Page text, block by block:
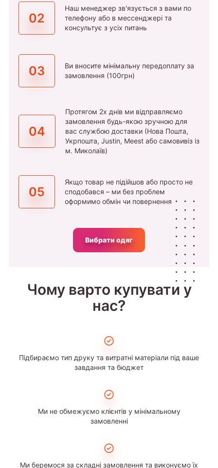
02
Наш менеджер зв'язується з вами по
телефону або в мессенджері та
консультує з усіх питань
03
Ви вносите мінімальну передоплату за
замовлення (100грн)
04
Протягом 2х днів ми відправляємо
замовлення будь-якою зручною для
вас службою доставки (Нова Пошта,
Укрпошта, Justin, Meest або самовивіз із
м. Миколаїв)
05
Якщо товар не підійшов або просто не
сподобався – ми без проблем
оформимо обмін чи повернення
Вибрати одяг
Чому варто купувати у
нас?
Підбираємо тип друку та витратні матеріали під ваше
завдання та бюджет
Ми не обмежуємо клієнтів у мінімальному
замовленні
Ми беремося за складні замовлення та виконуємо їх